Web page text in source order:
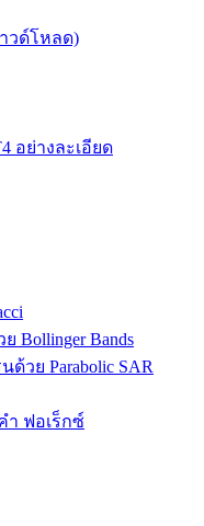
วด์โหลด)
อย่างละเอียด
Bollinger Bands
วย Parabolic SAR
ำ ฟอเร็กซ์